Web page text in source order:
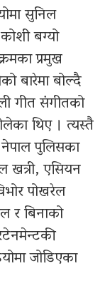
सुनिल
बग्यो
प्रमुख
बारेमा बोल्दै
गीत संगीतको
थिए । त्यस्तै
पुलिसका
एसियन
पोखरेल
र बिनाको
जोडिएका